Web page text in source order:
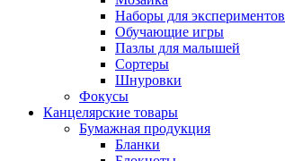
Наборы для экспериментов
Обучающие игры
Пазлы для малышей
Сортеры
Шнуровки
Фокусы
Канцелярские товары
Бумажная продукция
Бланки